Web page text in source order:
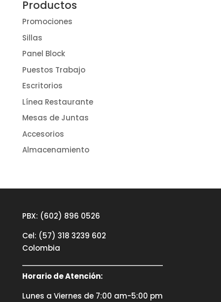
Productos
Promociones
Sillas
Panel Block
Puestos Trabajo
Escritorios
Línea Restaurante
Mesas de Juntas
Accesorios
Almacenamiento
PBX: (602) 896 0526
Cel: (57) 318 3239 602
Colombia
Horario de Atención:
Lunes a Viernes de 7:00 am-5:00 pm